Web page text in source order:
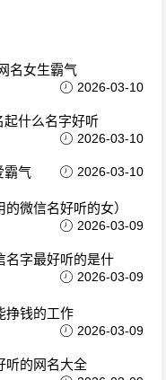
名女生霸气
2026-03-10
起什么名字好听
2026-03-10
霸气 2026-03-10
微信名好听的女）
2026-03-09
名字最好听的是什
2026-03-09
挣钱的工作
2026-03-09
听的网名大全